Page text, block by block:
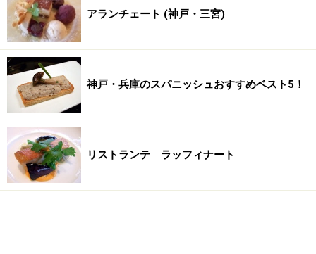
アランチェート (神戸・三宮)
神戸・兵庫のスパニッシュおすすめベスト5！
リストランテ ラッフィナート